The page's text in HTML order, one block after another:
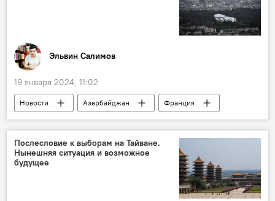
Эльвин Салимов
19 января 2024, 11:02
Новости Азербайджан
Франция
Политика
мнение
Сенат Франции
Парламент
Арзу Нагиев
Тофиг Зульфугаров
Послесловие к выборам на Тайване.
Нынешняя ситуация и возможное
будущее